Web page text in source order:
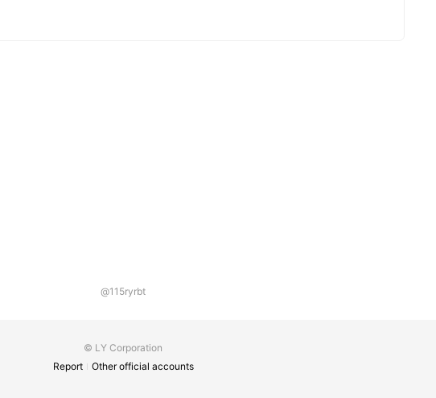
@115ryrbt
© LY Corporation
Report
Other official accounts